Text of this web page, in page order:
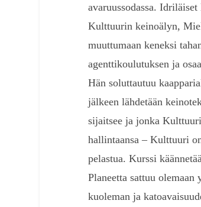
avaruussodassa.
Kulttuurin keinoälyn,
muuttumaan keneksi
agenttikoulutuksen ja
Hän soluttautuu
jälkeen lähdetään
sijaitsee ja jonka
hallintaansa – Kulttuuri
pelastua. Kurssi
Planeetta sattuu
kuoleman ja